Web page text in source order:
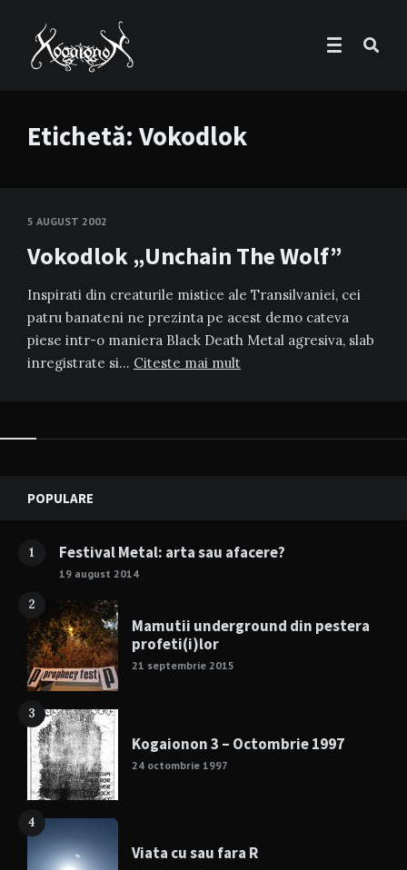
Etichetă: Vokodlok
5 AUGUST 2002
Vokodlok „Unchain The Wolf”
Inspirati din creaturile mistice ale Transilvaniei, cei
patru banateni ne prezinta pe acest demo cateva
piese intr-o maniera Black Death Metal agresiva, slab
inregistrate si… Citeste mai mult
Widgets
POPULARE
1 Festival Metal: arta sau afacere?
19 august 2014
2
Mamutii underground din pestera
profeti(i)lor
21 septembrie 2015
3
Kogaionon 3 – Octombrie 1997
24 octombrie 1997
4
Viata cu sau fara R